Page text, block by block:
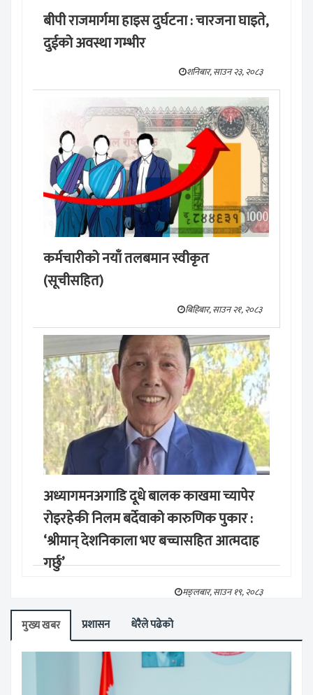
बीपी राजमार्गमा हाइस दुर्घटना : चारजना घाइते,
दुईको अवस्था गम्भीर
शनिबार, साउन २३, २०८३
कर्मचारीको नयाँ तलबमान स्वीकृत
(सूचीसहित)
बिहिबार, साउन २१, २०८३
अध्यागमनअगाडि दूधे बालक काखमा च्यापेर
रोइरहेकी निलम बर्देवाको कारुणिक पुकार :
‘श्रीमान् देशनिकाला भए बच्चासहित आत्मदाह
गर्छु’
मङ्लबार, साउन १९, २०८३
मुख्य खबर प्रशासन धेरैले पढेको